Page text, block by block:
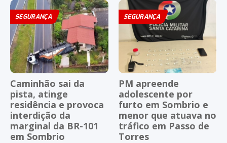
SEGURANÇA
Caminhão sai da
pista, atinge
residência e provoca
interdição da
marginal da BR-101
em Sombrio
SEGURANÇA
PM apreende
adolescente por
furto em Sombrio e
menor que atuava no
tráfico em Passo de
Torres